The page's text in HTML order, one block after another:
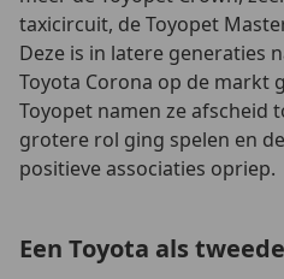
taxicircuit, de Toyopet
Deze is in latere generaties
Toyota Corona op de markt
Toyopet namen ze afscheid
grotere rol ging spelen en
positieve associaties opriep.
Een Toyota als